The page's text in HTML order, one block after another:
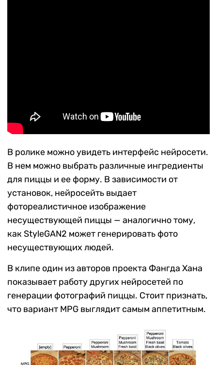
В ролике можно увидеть интерфейс нейросети.
В нем можно выбрать различные ингредиенты
для пиццы и ее форму. В зависимости от
установок, нейросейть выдает
фотореалистичное изображение
несуществующей пиццы — аналогично тому,
как StyleGAN2 может генерировать фото
несуществующих людей.
В клипе один из авторов проекта Фангда Хана
показывает работу других нейросетей по
генерации фотографий пиццы. Стоит признать,
что вариант MPG выглядит самым аппетитным.